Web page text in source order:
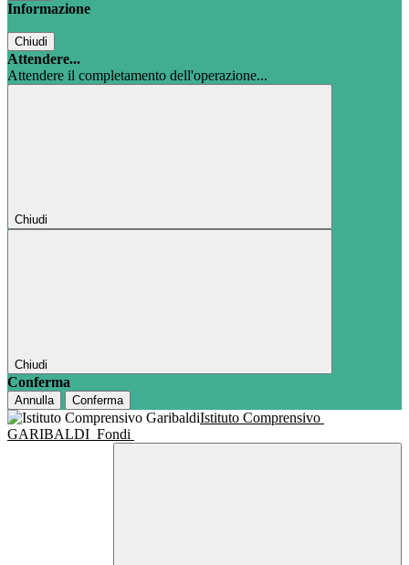
Informazione
Chiudi
Attendere...
Attendere il completamento dell'operazione...
Chiudi
Chiudi
Conferma
Annulla Conferma
Istituto Comprensivo
GARIBALDI Fondi